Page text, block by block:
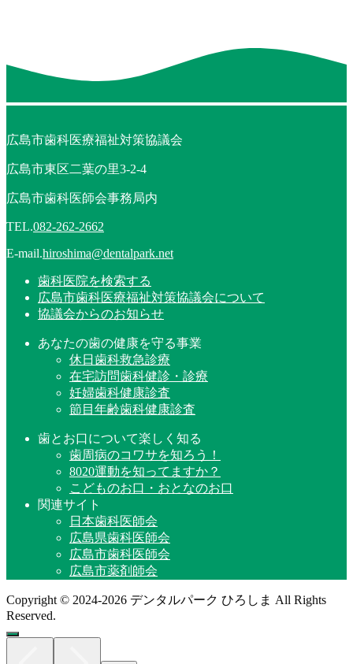
広島市歯科医療福祉対策協議会
広島市東区二葉の里3-2-4
広島市歯科医師会事務局内
TEL.082-262-2662
E-mail.hiroshima@dentalpark.net
歯科医院を検索する
広島市歯科医療福祉対策協議会について
協議会からのお知らせ
あなたの歯の健康を守る事業
休日歯科救急診療
在宅訪問歯科健診・診療
妊婦歯科健康診査
節目年齢歯科健康診査
歯とお口について楽しく知る
歯周病のコワサを知ろう！
8020運動を知ってますか？
こどものお口・おとなのお口
関連サイト
日本歯科医師会
広島県歯科医師会
広島市歯科医師会
広島市薬剤師会
Copyright © 2024-2026 デンタルパーク ひろしま All Rights
Reserved.